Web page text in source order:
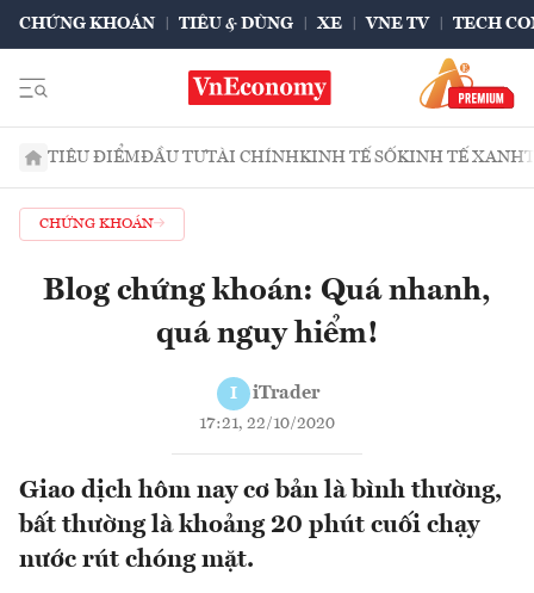
CHỨNG KHOÁN TIÊU & DÙNG XE VNE TV TECH
TIÊU ĐIỂMĐẦU TƯTÀI CHÍNHKINH TẾ SỐKINH TẾ XANH
CHỨNG KHOÁN
Blog chứng khoán: Quá nhanh,
quá nguy hiểm!
I iTrader
17:21, 22/10/2020
Giao dịch hôm nay cơ bản là bình thường,
bất thường là khoảng 20 phút cuối chạy
nước rút chóng mặt.